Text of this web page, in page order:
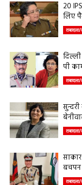
20
लिए
तबादला/
पी
तबादला/
तबादला/
बचपन
तबादला/